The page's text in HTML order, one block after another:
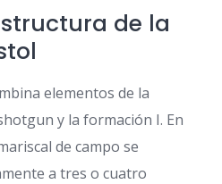
de la
elementos de la
y la formación I. En
de campo se
a tres o cuatro